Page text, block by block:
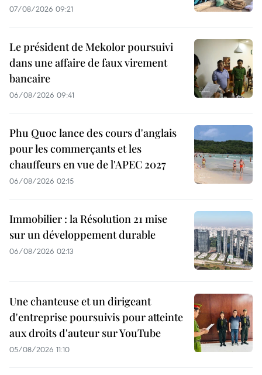
07/08/2026 09:21
Le président de Mekolor poursuivi
dans une affaire de faux virement
bancaire
06/08/2026 09:41
Phu Quoc lance des cours d'anglais
pour les commerçants et les
chauffeurs en vue de l'APEC 2027
06/08/2026 02:15
Immobilier : la Résolution 21 mise
sur un développement durable
06/08/2026 02:13
Une chanteuse et un dirigeant
d'entreprise poursuivis pour atteinte
aux droits d'auteur sur YouTube
05/08/2026 11:10